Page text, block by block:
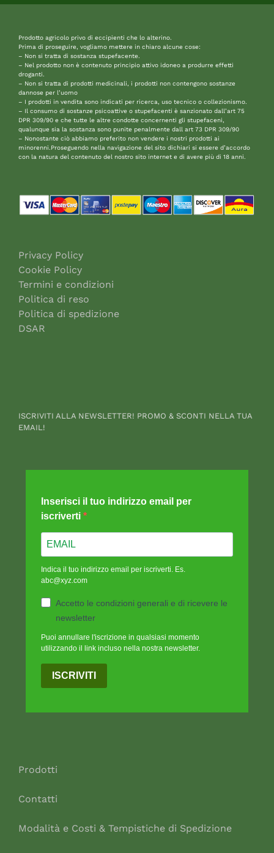
Prodotto agricolo privo di eccipienti che lo alterino.
Prima di proseguire, vogliamo mettere in chiaro alcune cose:
– Non si tratta di sostanza stupefacente.
– Nel prodotto non è contenuto principio attivo idoneo a produrre effetti
droganti.
– Non si tratta di prodotti medicinali, i prodotti non contengono sostanze
dannose per l’uomo
– I prodotti in vendita sono indicati per ricerca, uso tecnico o collezionismo.
– Il consumo di sostanze psicoattive o stupefacenti è sanzionato dall’art 75
DPR 309/90 e che tutte le altre condotte concernenti gli stupefaceni,
qualunque sia la sostanza sono punite penalmente dall art 73 DPR 309/90
– Nonostante ciò abbiamo preferito non vendere i nostri prodotti ai
minorenni.Proseguendo nella navigazione del sito dichiari si essere d’accordo
con la natura del contenuto del nostro sito internet e di avere più di 18 anni.
Privacy Policy
Cookie Policy
Termini e condizioni
Politica di reso
Politica di spedizione
DSAR
ISCRIVITI ALLA NEWSLETTER! PROMO & SCONTI NELLA TUA
EMAIL!
Inserisci il tuo indirizzo email per
iscriverti
Indica il tuo indirizzo email per iscriverti. Es.
abc@xyz.com
Accetto le condizioni generali e di ricevere le
newsletter
Puoi annullare l'iscrizione in qualsiasi momento
utilizzando il link incluso nella nostra newsletter.
ISCRIVITI
Prodotti
Contatti
Modalità e Costi & Tempistiche di Spedizione